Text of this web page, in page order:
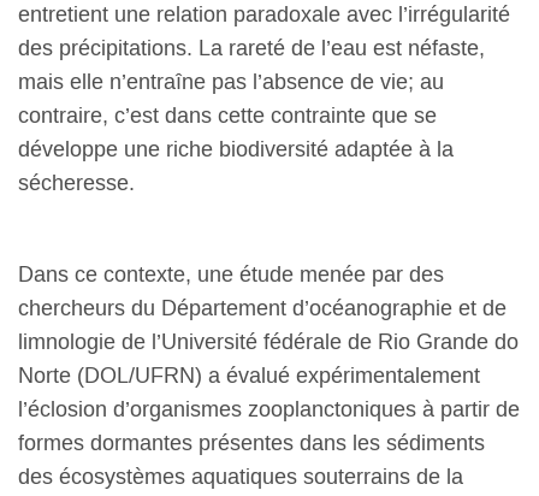
entretient une relation paradoxale avec l’irrégularité
des précipitations. La rareté de l’eau est néfaste,
mais elle n’entraîne pas l’absence de vie; au
contraire, c’est dans cette contrainte que se
développe une riche biodiversité adaptée à la
sécheresse.
Dans ce contexte, une étude menée par des
chercheurs du Département d’océanographie et de
limnologie de l’Université fédérale de Rio Grande do
Norte (DOL/UFRN) a évalué expérimentalement
l’éclosion d’organismes zooplanctoniques à partir de
formes dormantes présentes dans les sédiments
des écosystèmes aquatiques souterrains de la